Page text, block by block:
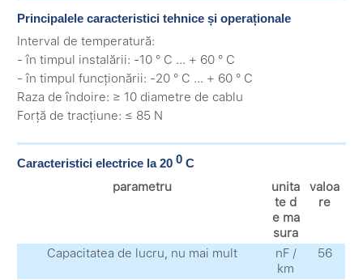
Principalele caracteristici tehnice și operaționale
Interval de temperatură:
- în timpul instalării: -10 ° C ... + 60 ° C
- în timpul funcționării: -20 ° C ... + 60 ° C
Raza de îndoire: ≥ 10 diametre de cablu
Forță de tracțiune: ≤ 85 N
Caracteristici electrice la 200 С
parametru
unita
te d
e ma
sura
valoa
re
Capacitatea de lucru, nu mai mult
nF /
km
56